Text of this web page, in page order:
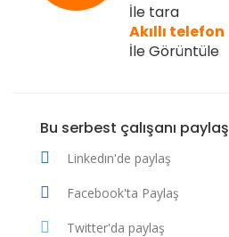
İle tara
Akıllı telefon
İle Görüntüle
Bu serbest çalışanı paylaş
Linkedın'de paylaş
Facebook'ta Paylaş
Twitter'da paylaş